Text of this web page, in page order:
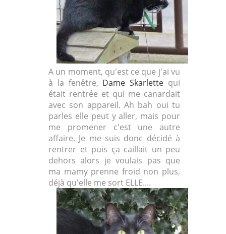
A un moment, qu'est ce que j'ai vu
à la fenêtre, Dame Skarlette qui
était rentrée et qui me canardait
avec son appareil. Ah bah oui tu
parles elle peut y aller, mais pour
me promener c'est une autre
affaire. Je me suis donc décidé à
rentrer et puis ça caillait un peu
dehors alors je voulais pas que
ma mamy prenne froid non plus,
déjà qu'elle me sort ELLE....